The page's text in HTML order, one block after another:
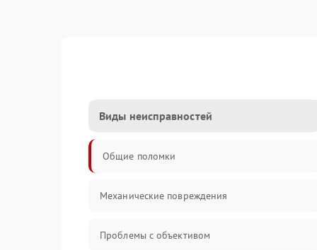
Виды неисправностей
Общие поломки
Механические повреждения
Проблемы с объективом